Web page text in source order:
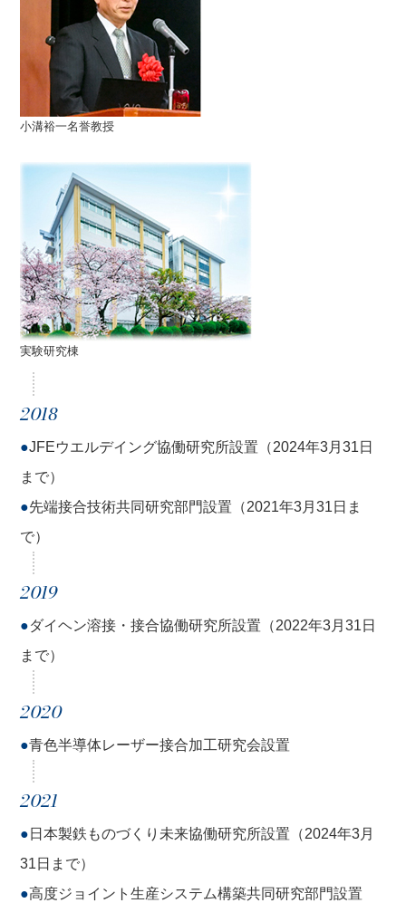
小溝裕一名誉教授
実験研究棟
2018
●JFEウエルデイング協働研究所設置（2024年3月31日
まで）
●先端接合技術共同研究部門設置（2021年3月31日ま
で）
2019
●ダイヘン溶接・接合協働研究所設置（2022年3月31日
まで）
2020
●青色半導体レーザー接合加工研究会設置
2021
● 日本製鉄ものづくり未来協働研究所設置（2024年3月
31日まで）
●高度ジョイント生産システム構築共同研究部門設置